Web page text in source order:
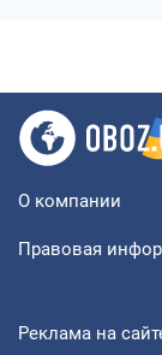
О компании
Правовая
Реклама на